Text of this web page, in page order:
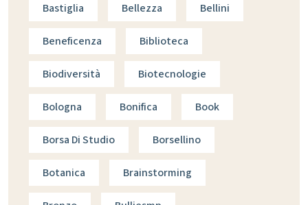
Bastiglia Bellezza Bellini
Beneficenza Biblioteca
Biodiversità Biotecnologie
Bologna Bonifica Book
Borsa Di Studio Borsellino
Botanica Brainstorming